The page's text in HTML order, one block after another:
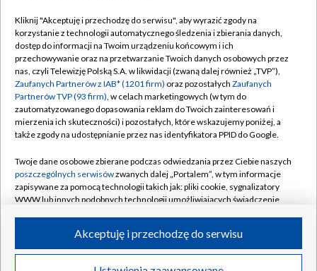
TVP
Abonament TVP
Emisja w TVP
Centrum informacji TVP
Naziemna Telewizja Cyfrowa
Rada Programowa
System NOS
Informacje o nadawcy
Program dla prasy
Regulamin TVP
Polityka prywatności
Moje zgody
Pomoc
Kontakt
Kanały
©2026 Telewizja Polska S.A. w likwidacji
Kliknij "Akceptuję i przechodzę do serwisu", aby wyrazić zgody na
korzystanie z technologii automatycznego śledzenia i zbierania danych,
dostęp do informacji na Twoim urządzeniu końcowym i ich
przechowywanie oraz na przetwarzanie Twoich danych osobowych przez
nas, czyli Telewizję Polską S.A. w likwidacji (zwaną dalej również „TVP”),
Zaufanych Partnerów z IAB* (1201 firm) oraz pozostałych Zaufanych
Partnerów TVP (93 firm), w celach marketingowych (w tym do
zautomatyzowanego dopasowania reklam do Twoich zainteresowań i
mierzenia ich skuteczności) i pozostałych, które wskazujemy poniżej, a
także zgody na udostępnianie przez nas identyfikatora PPID do Google.
Twoje dane osobowe zbierane podczas odwiedzania przez Ciebie naszych
poszczególnych serwisówzwanych dalej „Portalem”, w tym informacje
zapisywane za pomocą technologii takich jak: pliki cookie, sygnalizatory
WWW lub innych podobnych technologii umożliwiających świadczenie
ruchu w Internecie.
Twoje dane osobowe zbierane podczas odwiedzania przez Ciebie
Akceptuję i przechodzę do serwisu